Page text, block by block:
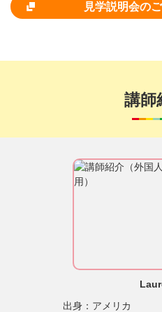
見学説明会の
講師
出身：アメリカ